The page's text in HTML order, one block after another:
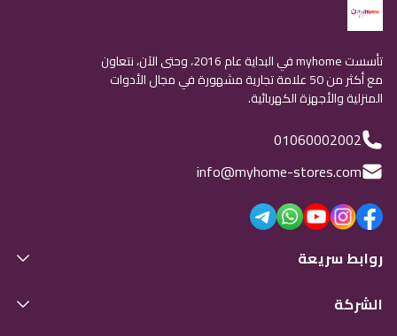
تأسست myhome في البداية عام 2016، وحتى الآن، نتعاون
مع أكثر من 50 علامة تجارية مشهورة في مجال الأدوات
المنزلية والأجهزة الكهربائية.
01060002002
info@myhome-stores.com
روابط سريعة
الشركة